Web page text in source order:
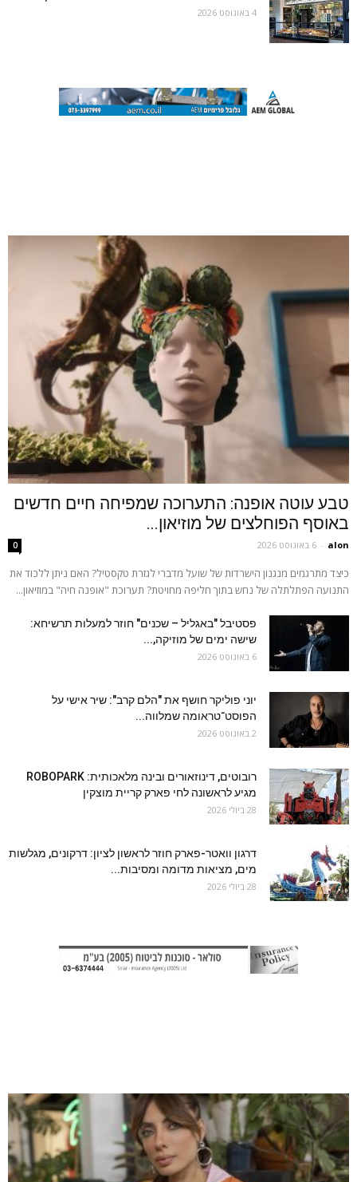
4 באוגוסט 2026
טבע עוטה אופנה: התערוכה שמפיחה חיים חדשים
באוסף הפוחלצים של מוזיאון...
alon
- 6 באוגוסט 2026 0
כיצד מתרגמים מנגנון הישרדות של שועל מדברי לגזרת טקסטיל? האם ניתן ללכוד את
התנועה הפתלתלה של נחש בתוך חליפה מחויטת? תערוכת "אופנה חיה" במוזיאון...
פסטיבל "באגליל – שכנים" חוזר למעלות תרשיחא:
שישה ימים של מוזיקה,...
6 באוגוסט 2026
יוני פוליקר חושף את "הלם קרב": שיר אישי על
הפוסט־טראומה שמלווה...
2 באוגוסט 2026
רובוטים, דינוזאורים ובינה מלאכותית: ROBOPARK
מגיע לראשונה לחי פארק קריית מוצקין
28 ביולי 2026
דרגון וואטר-פארק חוזר לראשון לציון: דרקונים, מגלשות
מים, מציאות מדומה ומסיבות...
28 ביולי 2026